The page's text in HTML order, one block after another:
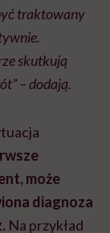
traktowany
skutkują
– dodają.
może
diagnoza
Na przykład